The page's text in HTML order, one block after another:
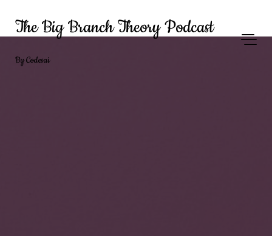
The Big Branch Theory Podcast
By Codesai